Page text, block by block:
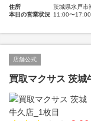
住所
茨城県水戸市
本日の営業状況 11:00〜17:00
店舗公式
買取マクサス 茨城